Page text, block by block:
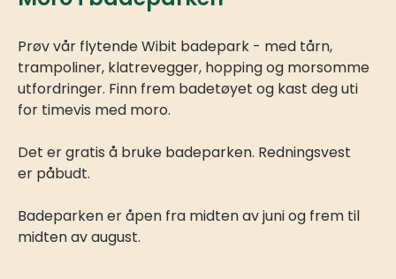
Prøv vår flytende Wibit badepark - med tårn,
trampoliner, klatrevegger, hopping og morsomme
utfordringer. Finn frem badetøyet og kast deg uti
for timevis med moro.
Det er gratis å bruke badeparken. Redningsvest
er påbudt.
Badeparken er åpen fra midten av juni og frem til
midten av august.